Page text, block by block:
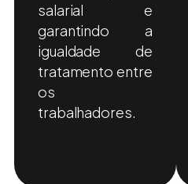
salarial e
garantindo a
igualdade de
tratamento entre
os
trabalhadores.